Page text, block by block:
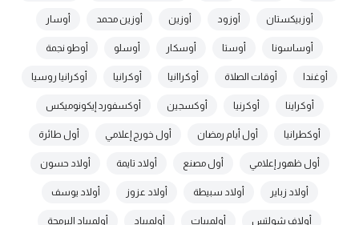
أوزبيكستان أوزود أوزين أوزين محمد أوسار
أوساسونا أوستا أوسكار أوسلو أوطو نجمة
أوغندا أوقات الصلاة أوكراانيا أوكرانيا أوكرانيا روسيا
أوكراينا أوكرنيا أوكسجين أوكسفورد إيكونوميكس
أوكطرانيا أول أيام رمضان أول خورج إعلامي أول طائرة
أول ظهور إعلامي أول مصنع أولاد تايمة أولاد حسون
أولاد زباير أولاد سبيطة أولاد عزوز أولاد يوسف
أولاف شولتس أولمبيات أولمبياد أولمبياد البرمجة